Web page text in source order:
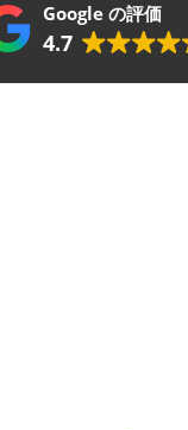
Google の評価
4.7